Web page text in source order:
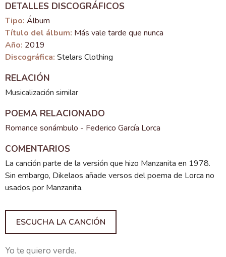
Yo te quiero verde.
DETALLES DISCOGRÁFICOS
Tipo: Álbum
Título del álbum: Más vale tarde que nunca
Año: 2019
Discográfica: Stelars Clothing
RELACIÓN
Musicalización similar
POEMA RELACIONADO
Romance sonámbulo - Federico García Lorca
COMENTARIOS
La canción parte de la versión que hizo Manzanita en 1978.
Sin embargo, Dikelaos añade versos del poema de Lorca no
usados por Manzanita.
ESCUCHA LA CANCIÓN